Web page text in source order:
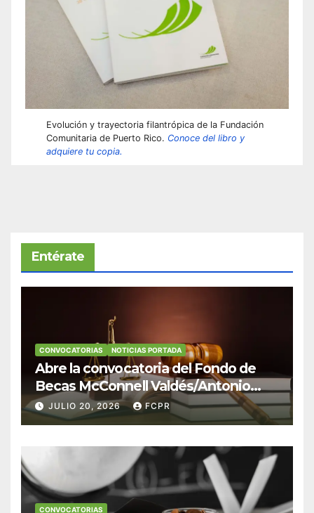
Evolución y trayectoria filantrópica de la Fundación
Comunitaria de Puerto Rico. Conoce del libro y
adquiere tu copia.
Entérate
CONVOCATORIAS NOTICIAS PORTADA
Abre la convocatoria del Fondo de
Becas McConnell Valdés/Antonio
Escudero Viera para estudiantes de
Derecho en Puerto Rico
JULIO 20, 2026 FCPR
CONVOCATORIAS